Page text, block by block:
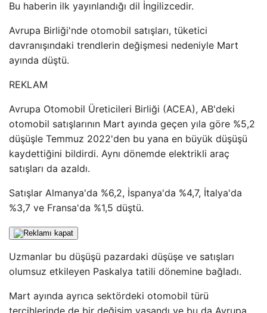
Bu haberin ilk yayınlandığı dil İngilizcedir.
Avrupa Birliği'nde otomobil satışları, tüketici
davranışındaki trendlerin değişmesi nedeniyle Mart
ayında düştü.
REKLAM
Avrupa Otomobil Üreticileri Birliği (ACEA), AB'deki
otomobil satışlarının Mart ayında geçen yıla göre %5,2
düşüşle Temmuz 2022'den bu yana en büyük düşüşü
kaydettiğini bildirdi. Aynı dönemde elektrikli araç
satışları da azaldı.
Satışlar Almanya'da %6,2, İspanya'da %4,7, İtalya'da
%3,7 ve Fransa'da %1,5 düştü.
Uzmanlar bu düşüşü pazardaki düşüşe ve satışları
olumsuz etkileyen Paskalya tatili dönemine bağladı.
Mart ayında ayrıca sektördeki otomobil türü
tercihlerinde de bir değişim yaşandı ve bu da Avrupa